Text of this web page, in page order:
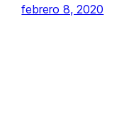
febrero 8, 2020